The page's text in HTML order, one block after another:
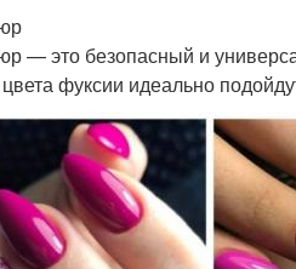
— это безопасный и
фуксии идеально